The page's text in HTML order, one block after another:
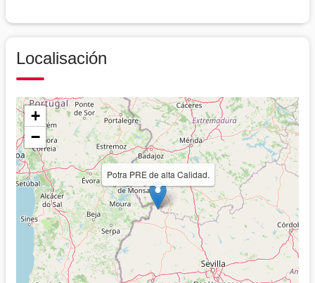
Localisación
Potra PRE de alta Calidad.
+
−